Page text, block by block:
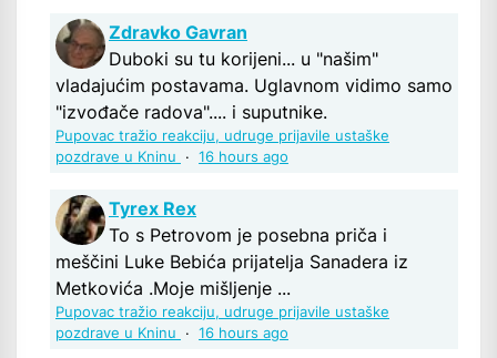
Zdravko Gavran
Duboki su tu korijeni... u "našim"
vladajućim postavama. Uglavnom vidimo samo
"izvođače radova".... i suputnike.
Pupovac tražio reakciju, udruge prijavile ustaške
pozdrave u Kninu
· 16 hours ago
Tyrex Rex
To s Petrovom je posebna priča i
meščini Luke Bebića prijatelja Sanadera iz
Metkovića .Moje mišljenje ...
Pupovac tražio reakciju, udruge prijavile ustaške
pozdrave u Kninu
· 16 hours ago